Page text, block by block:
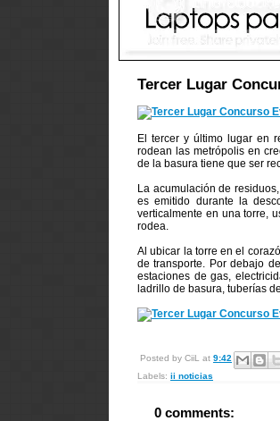
Tercer Lugar
El tercer y último lugar en
rodean las metrópolis en
de la basura tiene que ser
La acumulación de
es emitido durante la
verticalmente en una torre,
rodea.
Al ubicar la torre en el
de transporte. Por debajo
estaciones de gas,
ladrillo de basura, tuberías
Posted by CiiL at 9:42
Labels: ii noticias
0 comments: